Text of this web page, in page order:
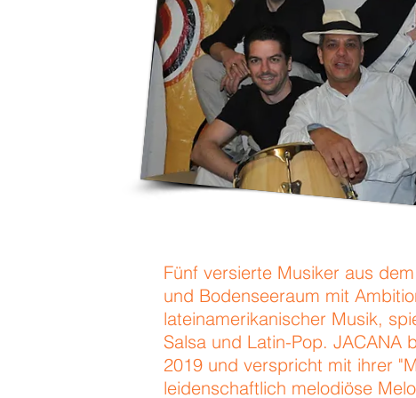
Fünf versierte Musiker aus
und Bodenseeraum mit
lateinamerikanischer Musik,
Salsa und Latin-Pop. JACANA
2019 und verspricht mit ihrer
leidenschaftlich melodiöse